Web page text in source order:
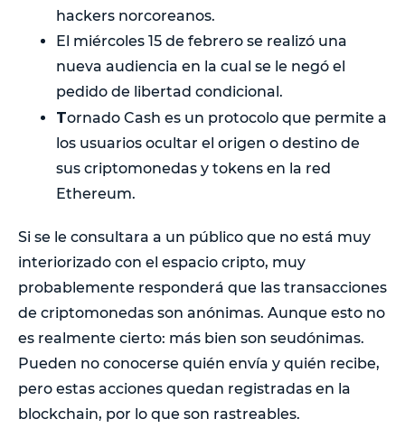
hackers norcoreanos.
El miércoles 15 de febrero se realizó una
nueva audiencia en la cual se le negó el
pedido de libertad condicional.
Tornado Cash es un protocolo que permite a
los usuarios ocultar el origen o destino de
sus criptomonedas y tokens en la red
Ethereum.
Si se le consultara a un público que no está muy
interiorizado con el espacio cripto, muy
probablemente responderá que las transacciones
de criptomonedas son anónimas. Aunque esto no
es realmente cierto: más bien son seudónimas.
Pueden no conocerse quién envía y quién recibe,
pero estas acciones quedan registradas en la
blockchain, por lo que son rastreables.